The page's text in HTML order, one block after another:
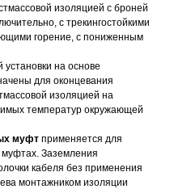
изоляцией с броней
с трекингостойкими
горение, с пониженным
на основе
для оконцевания
изоляцией на
температур окружающей
муфт применяется для
Заземления
кабеля без применения
монтажником изоляции